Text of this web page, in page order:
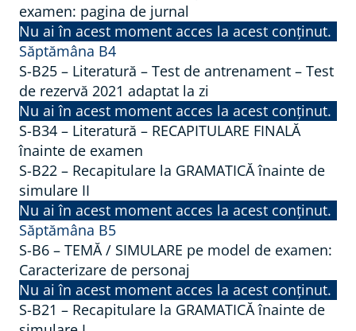
examen: pagina de jurnal
Nu ai în acest moment acces la acest conținut.
Săptămâna B4
S-B25 – Literatură – Test de antrenament – Test
de rezervă 2021 adaptat la zi
Nu ai în acest moment acces la acest conținut.
S-B34 – Literatură – RECAPITULARE FINALĂ
înainte de examen
S-B22 – Recapitulare la GRAMATICĂ înainte de
simulare II
Nu ai în acest moment acces la acest conținut.
Săptămâna B5
S-B6 – TEMĂ / SIMULARE pe model de examen:
Caracterizare de personaj
Nu ai în acest moment acces la acest conținut.
S-B21 – Recapitulare la GRAMATICĂ înainte de